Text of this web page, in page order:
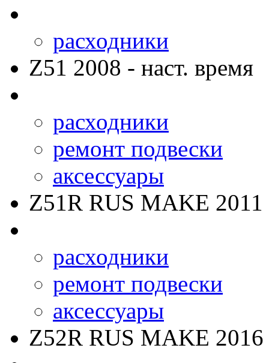
расходники
Z51 2008 - наст. время
расходники
ремонт подвески
аксессуары
Z51R RUS MAKE 2011
расходники
ремонт подвески
аксессуары
Z52R RUS MAKE 2016